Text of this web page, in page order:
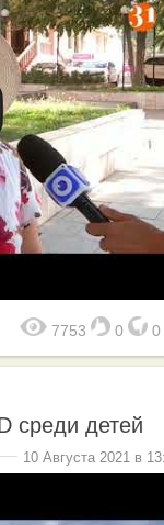
7753 0 0
среди детей
10 Августа 2021 в